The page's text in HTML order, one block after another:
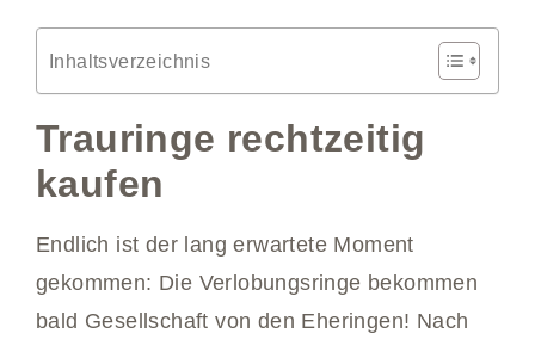
Inhaltsverzeichnis
Trauringe rechtzeitig
kaufen
Endlich ist der lang erwartete Moment
gekommen: Die Verlobungsringe bekommen
bald Gesellschaft von den Eheringen! Nach